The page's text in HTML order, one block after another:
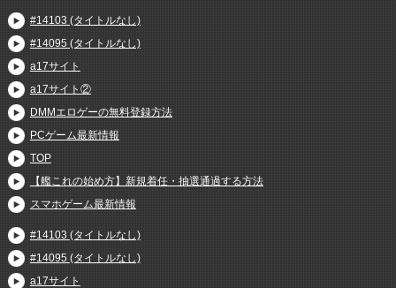
#14103 (タイトルなし)
#14095 (タイトルなし)
a17サイト
a17サイト②
DMMエロゲーの無料登録方法
PCゲーム最新情報
TOP
【艦これの始め方】新規着任・抽選通過する方法
スマホゲーム最新情報
#14103 (タイトルなし)
#14095 (タイトルなし)
a17サイト